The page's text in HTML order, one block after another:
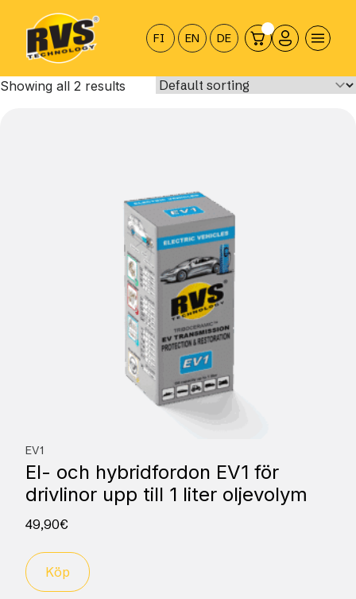
sisältöön
FI EN DE
Showing all 2 results
EV1
El- och hybridfordon EV1 för
drivlinor upp till 1 liter oljevolym
49,90€
Köp